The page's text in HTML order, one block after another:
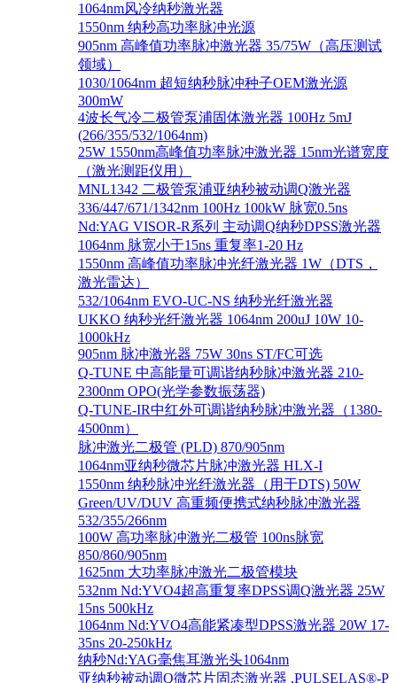
1064nm风冷纳秒激光器
1550nm 纳秒高功率脉冲光源
905nm 高峰值功率脉冲激光器 35/75W（高压测试
领域）
1030/1064nm 超短纳秒脉冲种子OEM激光源
300mW
4波长气冷二极管泵浦固体激光器 100Hz 5mJ
(266/355/532/1064nm)
25W 1550nm高峰值功率脉冲激光器 15nm光谱宽度
（激光测距仪用）
MNL1342 二极管泵浦亚纳秒被动调Q激光器
336/447/671/1342nm 100Hz 100kW 脉宽0.5ns
Nd:YAG VISOR-R系列 主动调Q纳秒DPSS激光器
1064nm 脉宽小于15ns 重复率1-20 Hz
1550nm 高峰值功率脉冲光纤激光器 1W（DTS，
激光雷达）
532/1064nm EVO-UC-NS 纳秒光纤激光器
UKKO 纳秒光纤激光器 1064nm 200uJ 10W 10-
1000kHz
905nm 脉冲激光器 75W 30ns ST/FC可选
Q-TUNE 中高能量可调谐纳秒脉冲激光器 210-
2300nm OPO(光学参数振荡器)
Q-TUNE-IR中红外可调谐纳秒脉冲激光器（1380-
4500nm）
脉冲激光二极管 (PLD) 870/905nm
1064nm亚纳秒微芯片脉冲激光器 HLX-I
1550nm 纳秒脉冲光纤激光器（用于DTS) 50W
Green/UV/DUV 高重频便携式纳秒脉冲激光器
532/355/266nm
100W 高功率脉冲激光二极管 100ns脉宽
850/860/905nm
1625nm 大功率脉冲激光二极管模块
532nm Nd:YVO4超高重复率DPSS调Q激光器 25W
15ns 500kHz
1064nm Nd:YVO4高能紧凑型DPSS激光器 20W 17-
35ns 20-250kHz
纳秒Nd:YAG毫焦耳激光头1064nm
亚纳秒被动调Q微芯片固态激光器 ,PULSELAS®-P